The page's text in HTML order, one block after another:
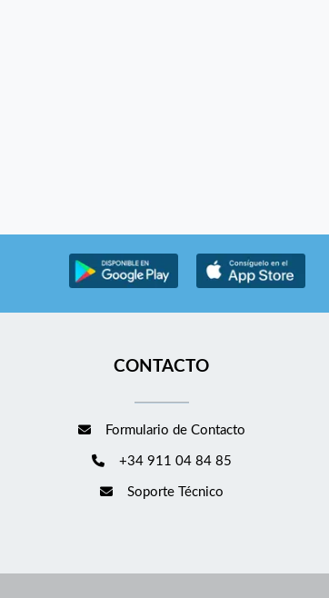
CONTACTO
Formulario de Contacto
+34 911 04 84 85
Soporte Técnico